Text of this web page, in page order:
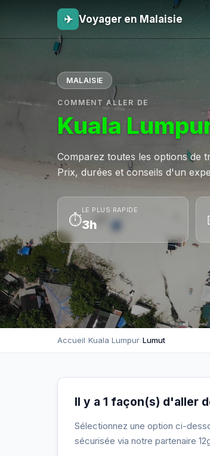
✈ Voyager en Malaisie
MALAISIE
COMMENT ALLER DE
Kuala
Comparez toutes les options de
Prix, durées et conseils d'un
⏱
LE PLUS RAPIDE
3h
Accueil›Kuala Lumpur›Lumut
Il y a 1 façon(s) d'aller
Sélectionnez une option ci-
sécurisée via notre partenaire